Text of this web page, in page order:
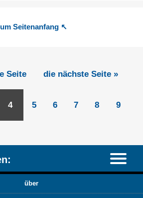
Seitenanfang ↖
Seite die nächste Seite »
4 5 6 7 8 9
über